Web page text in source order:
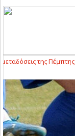
της Πέμπτης (6/8)